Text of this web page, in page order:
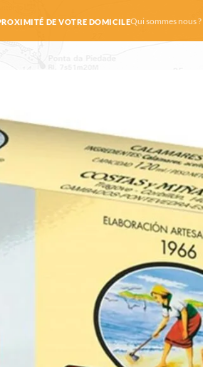
DE VOTRE DOMICILEQui sommes nous ?
Comptoir du Portugal